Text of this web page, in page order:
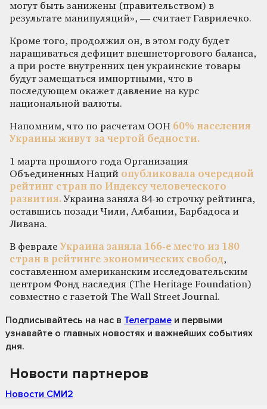
могут быть занижены (правительством) в
результате манипуляций», — считает Гаврилечко.
Кроме того, продолжил он, в этом году будет
наращиваться дефицит внешнеторгового баланса,
а при росте внутренних цен украинские товары
будут замещаться импортными, что в
последующем окажет давление на курс
национальной валюты.
Напомним, что по расчетам ООН 60% населения
Украины живут за чертой бедности.
1 марта прошлого года Организация
Объединенных Наций опубликовала очередной
рейтинг стран по Индексу человеческого
развития.Украина заняла 84-ю строчку рейтинга,
оставшись позади Чили, Албании, Барбадоса и
Ливана.
В феврале Украина заняла 166-е место из 180
стран в рейтинге экономических свобод,
составленном американским исследовательским
центром Фонд наследия (The Heritage Foundation)
совместно с газетой The Wall Street Journal.
Подписывайтесь на нас в Телеграме и первыми
узнавайте о главных новостях и важнейших событиях
дня.
Новости партнеров
Новости СМИ2